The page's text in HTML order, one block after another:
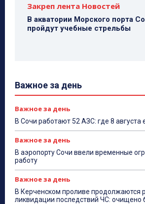
Закреп лента Новостей
В акватории Морского порта
пройдут учебные стрельбы
Важное за день
Важное за день
В Сочи работают 52 АЗС: где 8 августа
Важное за день
В аэропорту Сочи ввели временные
работу
Важное за день
В Керченском проливе продолжаются
ликвидации последствий ЧС: очищено